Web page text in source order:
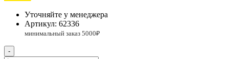
Уточняйте у менеджера
Артикул: 62336
-